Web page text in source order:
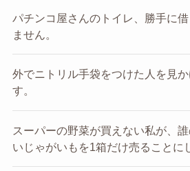
パチンコ屋さんのトイレ、勝手に
ません。
外でニトリル手袋をつけた人を見
す。
スーパーの野菜が買えない私が、
いじゃがいもを1箱だけ売ることに